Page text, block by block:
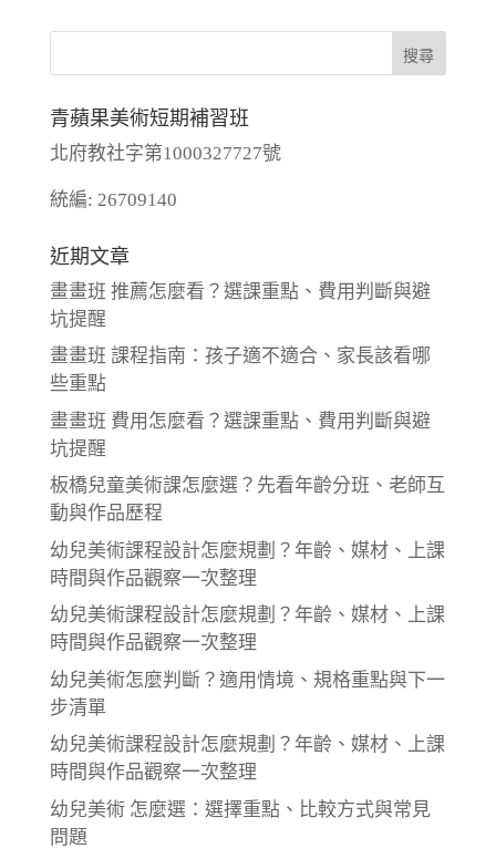
青蘋果美術短期補習班
北府教社字第1000327727號
統編: 26709140
近期文章
畫畫班 推薦怎麼看？選課重點、費用判斷與避
坑提醒
畫畫班 課程指南：孩子適不適合、家長該看哪
些重點
畫畫班 費用怎麼看？選課重點、費用判斷與避
坑提醒
板橋兒童美術課怎麼選？先看年齡分班、老師互
動與作品歷程
幼兒美術課程設計怎麼規劃？年齡、媒材、上課
時間與作品觀察一次整理
幼兒美術課程設計怎麼規劃？年齡、媒材、上課
時間與作品觀察一次整理
幼兒美術怎麼判斷？適用情境、規格重點與下一
步清單
幼兒美術課程設計怎麼規劃？年齡、媒材、上課
時間與作品觀察一次整理
幼兒美術 怎麼選：選擇重點、比較方式與常見
問題